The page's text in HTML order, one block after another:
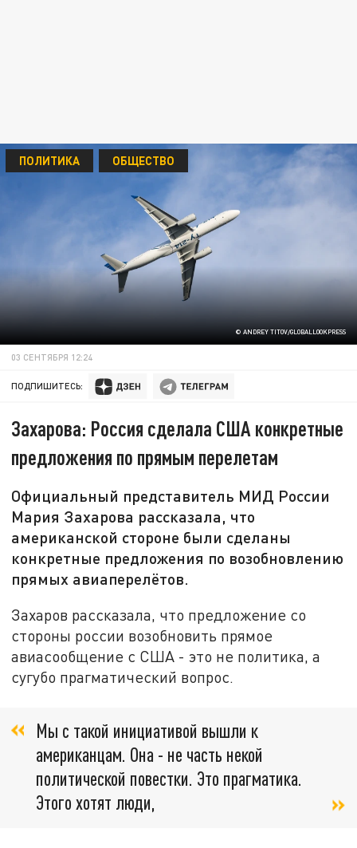
© ANDREY TITOV/GLOBALLOOKPRESS
ПОЛИТИКА ОБЩЕСТВО
03 СЕНТЯБРЯ 12:24
ПОДПИШИТЕСЬ:
Захарова: Россия сделала США конкретные
предложения по прямым перелетам
Официальный представитель МИД России
Мария Захарова рассказала, что
американской стороне были сделаны
конкретные предложения по возобновлению
прямых авиаперелётов.
Захаров рассказала, что предложение со
стороны россии возобновить прямое
авиасообщение с США - это не политика, а
сугубо прагматический вопрос.
Мы с такой инициативой вышли к
американцам. Она - не часть некой
политической повестки. Это прагматика.
Этого хотят люди,